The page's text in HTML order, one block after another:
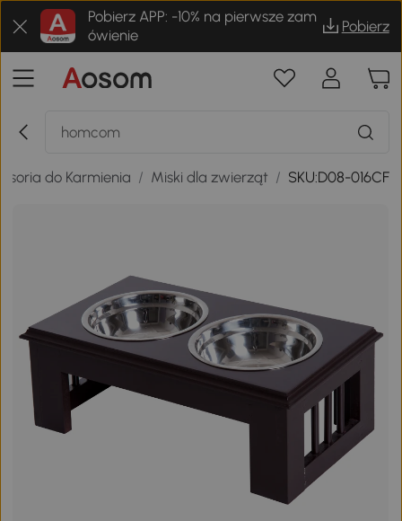
Pobierz APP: -10% na pierwsze zam
ówienie
Pobierz
do Karmienia / Miski dla zwierząt / SKU:D08-016CF